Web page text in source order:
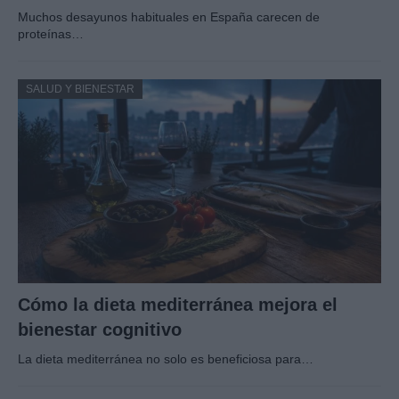
Muchos desayunos habituales en España carecen de
proteínas…
SALUD Y BIENESTAR
Cómo la dieta mediterránea mejora el
bienestar cognitivo
La dieta mediterránea no solo es beneficiosa para…